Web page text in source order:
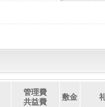
管理費
共益費
敷金